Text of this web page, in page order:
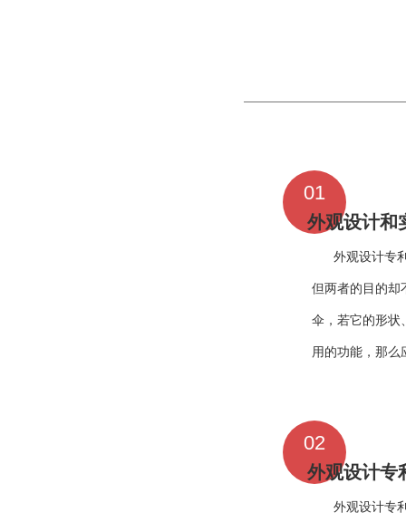
01
外观设计和
外观设计专
但两者的目的却
伞，若它的形状
用的功能，那么
02
外观设计专
外观设计专